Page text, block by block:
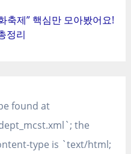
축제” 핵심만 모아봤어요!
정리
found at
the
type is `text/html;